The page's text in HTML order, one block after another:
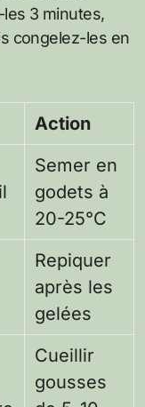
3 minutes,
congelez-les en
Action
Semer en
godets à
20-25°C
Repiquer
après les
gelées
Cueillir
gousses